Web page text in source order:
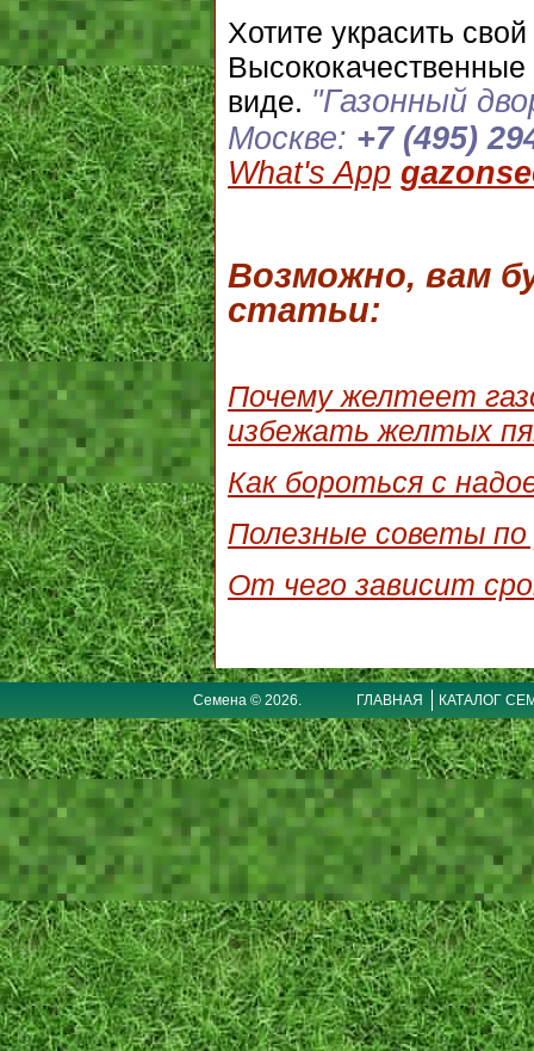
Хотите украсить
виде. "Газонный
Москве: +7 (495)
What's App
Возможно, вам
статьи:
Почему желтеет
избежать желтых
Как бороться с
Полезные советы по
От чего зависит
Семена © 2026. ГЛАВНАЯ КАТАЛОГ